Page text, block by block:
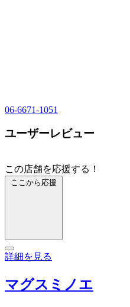
06-6671-1051
ユーザーレビュー
この店舗を応援する！
ここから応援
詳細を見る
マグスミノエ